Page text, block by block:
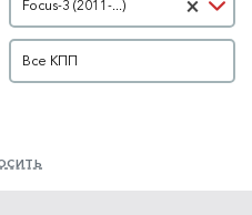
Focus-3 (2011-...)
КПП
Все КПП